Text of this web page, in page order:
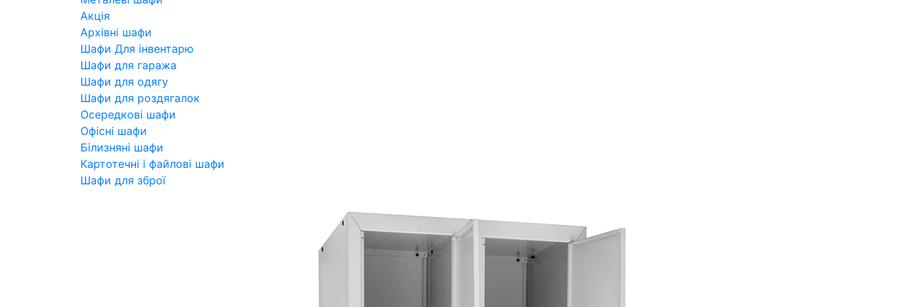
Акція
Архівні шафи
Шафи Для інвентарю
Шафи для гаража
Шафи для одягу
Шафи для роздягалок
Осередкові шафи
Офісні шафи
Білизняні шафи
Картотечні і файлові шафи
Шафи для зброї